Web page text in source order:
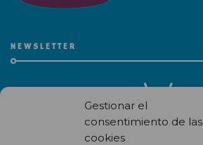
Gestionar el
consentimiento de las
cookies
NEWSLETTER